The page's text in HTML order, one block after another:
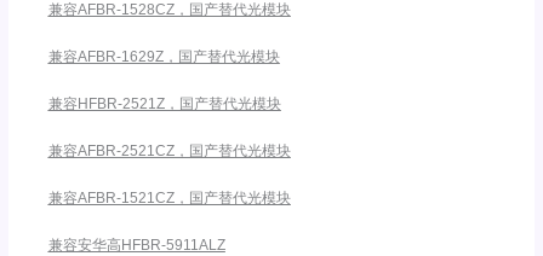
兼容AFBR-1528CZ，国产替代光模块
兼容AFBR-1629Z，国产替代光模块
兼容HFBR-2521Z，国产替代光模块
兼容AFBR-2521CZ，国产替代光模块
兼容AFBR-1521CZ，国产替代光模块
兼容安华高HFBR-5911ALZ